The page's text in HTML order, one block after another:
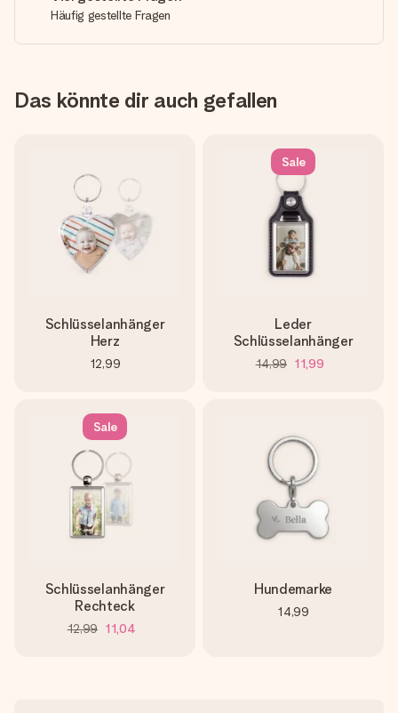
Häufig gestellte Fragen
Das könnte dir auch gefallen
Schlüsselanhänger
Herz
12,99
Sale
Leder
Schlüsselanhänger
14,99 11,99
Sale
Schlüsselanhänger
Rechteck
12,99 11,04
Hundemarke
14,99